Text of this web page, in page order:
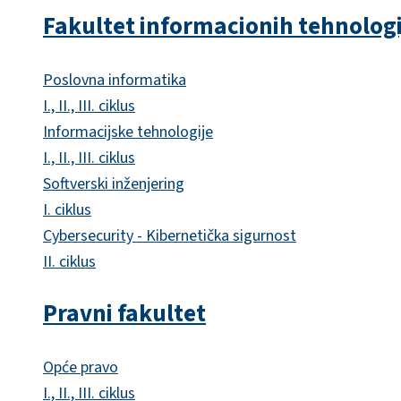
Fakultet informacionih
Poslovna informatika
I., II., III. ciklus
Informacijske tehnologije
I., II., III. ciklus
Softverski inženjering
I. ciklus
Cybersecurity - Kibernetička sigurnost
II. ciklus
Pravni fakultet
Opće pravo
I., II., III. ciklus